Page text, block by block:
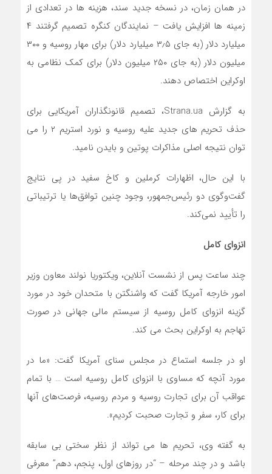
در همان زمان، در نسخه جدید سند، هزینه ها در تعدادی از
زمینه ها افزایش یافت – نمایندگان کنگره تصمیم گرفتند ۴
میلیارد دلار (به جای ۳٫۵ میلیارد دلار) برای مهار روسیه و ۳۰۰
میلیون دلار (به جای ۲۵۰ میلیون دلار) برای کمک نظامی به
اوکراین اختصاص دهند.
به گزارش Strana.ua، تصمیم قانونگذاران آمریکایی برای
حذف تحریم های جدید علیه روسیه و نورد استریم ۲ را می
توان نتیجه اصلی مذاکرات پوتین و بایدن نامید.
با این حال، اظهارات کرملین و کاخ سفید در پی نتایج
گفت‌وگوی دو رئیس‌جمهور، وجود چنین توافق‌ها یا ترتیباتی
را تأیید نمی‌کند.
انزوای کامل
چند ساعت پس از نشست آنلاین، ویکتوریا نولند معاون وزیر
امور خارجه آمریکا گفت که واشنگتن با متحدان خود در مورد
گزینه انزوای کامل روسیه از سیستم مالی جهانی در صورت
تهاجم به اوکراین بحث می کند.
او در جلسه استماع در مجلس سنای آمریکا گفت: «ما در
مورد آنچه که مساوی با انزوای کامل روسیه است … با تمام
عواقب آن برای تجارت روسیه و مردم روسیه، فرصت‌های آنها
برای کار، سفر و تجارت صحبت کردیم».
به گفته وی، تحریم ها می تواند از نظر سختی بی سابقه
باشد و در چند مرحله – “در روزهای اول، پنجم، دهم” معرفی